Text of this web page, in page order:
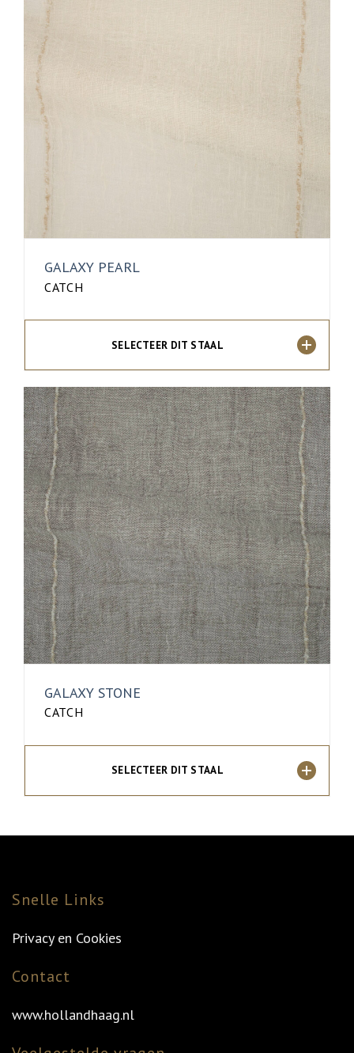
GALAXY PEARL
CATCH
SELECTEER DIT STAAL
GALAXY STONE
CATCH
SELECTEER DIT STAAL
Snelle Links
Privacy en Cookies
Contact
www.hollandhaag.nl